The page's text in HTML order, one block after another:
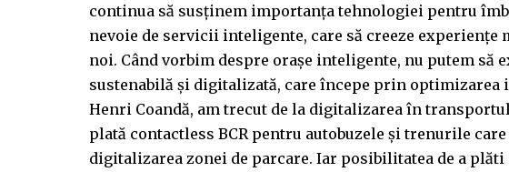
continua să susținem importanța tehnologiei pentru
nevoie de servicii inteligente, care să creeze
noi. Când vorbim despre orașe inteligente, nu putem
sustenabilă și digitalizată, care începe prin
Henri Coandă, am trecut de la digitalizarea în
plată contactless BCR pentru autobuzele și trenurile
digitalizarea zonei de parcare. Iar posibilitatea de a